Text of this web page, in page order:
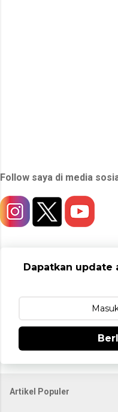
Follow saya di media
Dapatkan
Artikel Populer